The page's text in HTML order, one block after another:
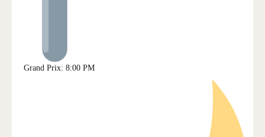
Grand Prix: 8:00 PM